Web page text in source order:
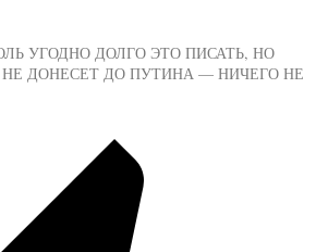
УГОДНО ДОЛГО ЭТО ПИСАТЬ, НО
ДОНЕСЕТ ДО ПУТИНА — НИЧЕГО НЕ